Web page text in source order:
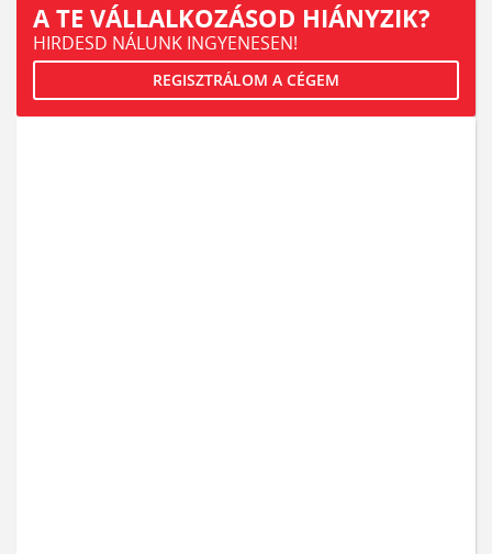
A TE VÁLLALKOZÁSOD HIÁNYZIK?
HIRDESD NÁLUNK INGYENESEN!
REGISZTRÁLOM A CÉGEM